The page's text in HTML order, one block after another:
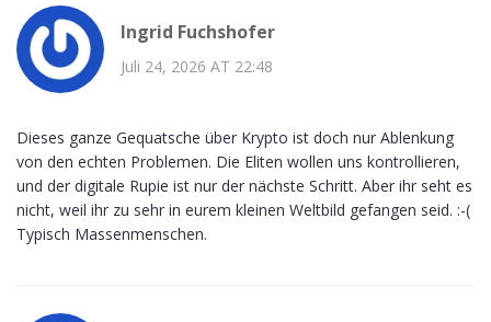
Ingrid Fuchshofer
Juli 24, 2026 AT 22:48
Dieses ganze Gequatsche über Krypto ist doch nur Ablenkung
von den echten Problemen. Die Eliten wollen uns kontrollieren,
und der digitale Rupie ist nur der nächste Schritt. Aber ihr seht es
nicht, weil ihr zu sehr in eurem kleinen Weltbild gefangen seid. :-(
Typisch Massenmenschen.